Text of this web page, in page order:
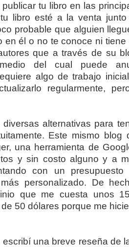
tu libro en las
libro esté a la venta
probable que alguien
en él o no te conoce ni
que a través de su
del cual puede
algo de trabajo
regularmente,
diversas alternativas para
Este mismo blog
una herramienta de
y sin costo alguno y a
con un presupuesto
personalizado. De
que me cuesta unos
50 dólares porque me
escribí una breve reseña de